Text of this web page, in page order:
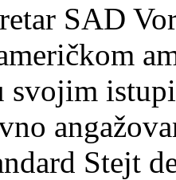
SAD
svojim
Stejt